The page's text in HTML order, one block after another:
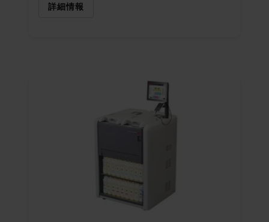
詳細情報